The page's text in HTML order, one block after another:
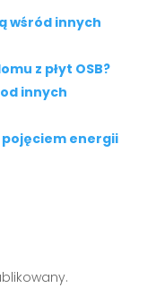
wśród innych
z płyt OSB?
innych
energii